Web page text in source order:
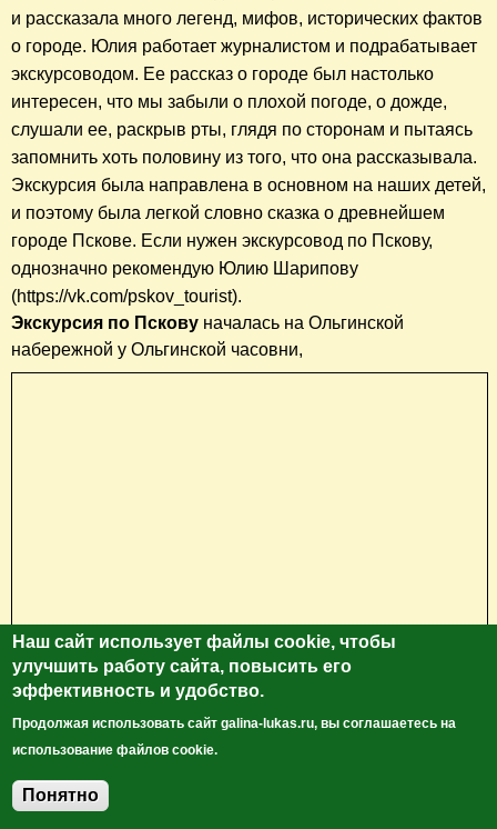
и рассказала много легенд, мифов, исторических фактов
о городе. Юлия работает журналистом и подрабатывает
экскурсоводом. Ее рассказ о городе был настолько
интересен, что мы забыли о плохой погоде, о дожде,
слушали ее, раскрыв рты, глядя по сторонам и пытаясь
запомнить хоть половину из того, что она рассказывала.
Экскурсия была направлена в основном на наших детей,
и поэтому была легкой словно сказка о древнейшем
городе Пскове. Если нужен экскурсовод по Пскову,
однозначно рекомендую Юлию Шарипову
(https://vk.com/pskov_tourist).
Экскурсия по Пскову началась на Ольгинской
набережной у Ольгинской часовни,
откуда открывается замечательный вид на Псковский
кром.
Наш сайт использует файлы cookie, чтобы
улучшить работу сайта, повысить его
эффективность и удобство.
Продолжая использовать сайт galina-lukas.ru, вы соглашаетесь на
использование файлов cookie.
Понятно